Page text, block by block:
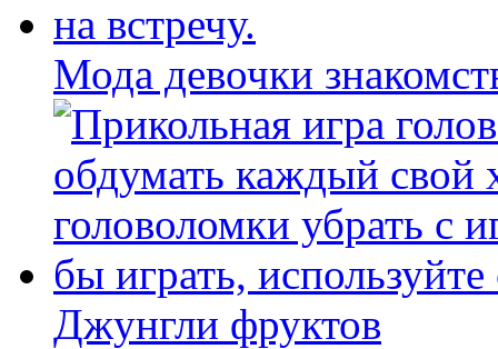
Мода девочки
Джунгли фруктов